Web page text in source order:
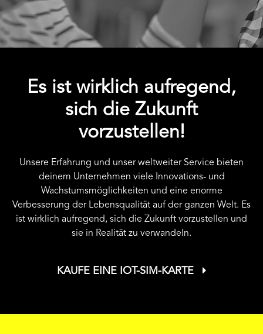
Es ist wirklich aufregend,
sich die Zukunft
vorzustellen!
Unsere Erfahrung und unser weltweiter Service bieten
deinem Unternehmen viele Innovations- und
Wachstumsmöglichkeiten und eine enorme
Verbesserung der Lebensqualität auf der ganzen Welt. Es
ist wirklich aufregend, sich die Zukunft vorzustellen und
sie in Realität zu verwandeln.
KAUFE EINE IOT-SIM-KARTE